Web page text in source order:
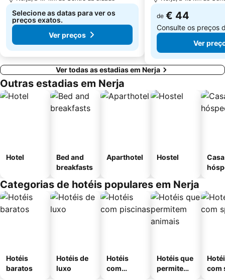
Castillo de Salobreña
Pantano La Viñuela
Selecione as datas para ver os
preços exatos.
Ver preços
de € 44
Consulte os preços
Ver
Ver todas as estadias em Nerja
Outras estadias em Nerja
Hotel
Bed and
breakfasts
Aparthotel Hostel
Categorias de hotéis populares em Nerja
Hotéis
baratos
Hotéis de
luxo
Hotéis
com
Hotéis que
permitem
com